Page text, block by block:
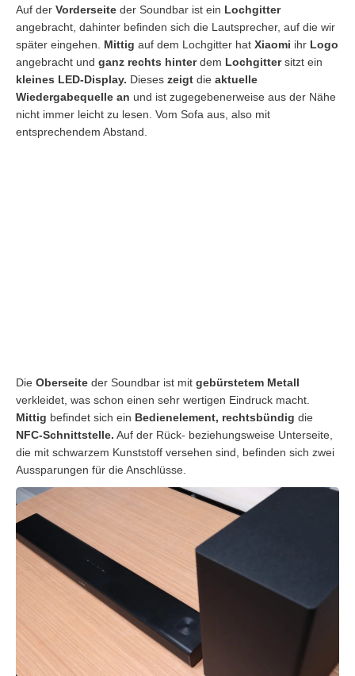
Auf der Vorderseite der Soundbar ist ein Lochgitter
angebracht, dahinter befinden sich die Lautsprecher, auf die wir
später eingehen. Mittig auf dem Lochgitter hat Xiaomi ihr Logo
angebracht und ganz rechts hinterdem Lochgittersitzt ein
kleines LED-Display. Dieses zeigt die aktuelle
Wiedergabequelle an und ist zugegebenerweise aus der Nähe
nicht immer leicht zu lesen. Vom Sofa aus, also mit
entsprechendem Abstand.
Die Oberseite der Soundbar ist mit gebürstetem Metall
verkleidet, was schon einen sehr wertigen Eindruck macht.
Mittig befindet sich ein Bedienelement, rechtsbündig die
NFC-Schnittstelle. Auf der Rück- beziehungsweise Unterseite,
die mit schwarzem Kunststoff versehen sind, befinden sich zwei
Aussparungen für die Anschlüsse.